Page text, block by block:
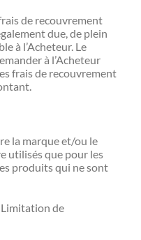
de recouvrement
due, de plein
à l’Acheteur. Le
à l’Acheteur
frais de recouvrement
la marque et/ou le
utilisés que pour les
produits qui ne sont
Limitation de